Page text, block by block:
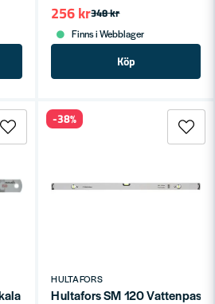
348 kr
256 kr
Finns i Webblager
Köp
150mm
HULTAFORS
Hultafors SM 120 Vattenpass
-38%